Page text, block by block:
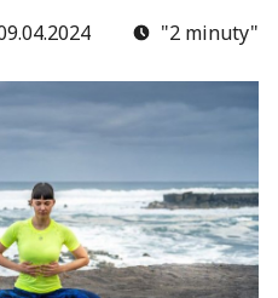
"2 minuty"